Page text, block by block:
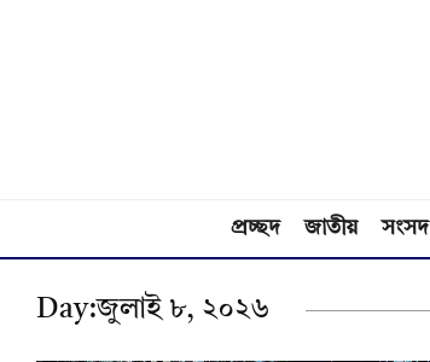
প্রচ্ছদ জাতীয় সংসদ
Day:জুলাই ৮, ২০২৬